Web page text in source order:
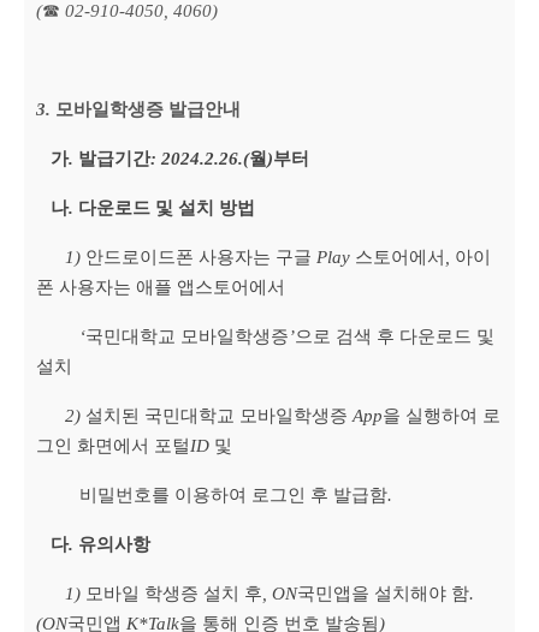
(☎ 02-910-4050, 4060)
3. 모바일학생증 발급안내
가. 발급기간: 2024.2.26.(월 )부터
나. 다운로드 및 설치 방법
1) 안드로이드폰 사용자는 구글 Play 스토어에서
아이
폰 사용자는 애플 앱스토어에서
‘국민대학교 모바일학생증’으로 검색 후 다운로드 및
설치
2) 설치된 국민대학교 모바일학생증 App을 실행하여 로
그인 화면에서 포털ID 및
비밀번호를 이용하여 로그인 후 발급함.
다. 유의사항
1) 모바일 학생증 설치 후 , ON국민앱을 설치해야 함.
(ON국민앱 K*Talk을 통해 인증 번호 발송됨)